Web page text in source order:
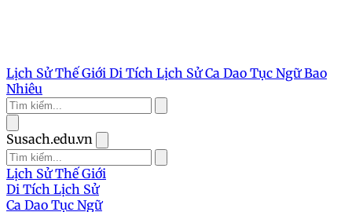
Lịch Sử Thế Giới Di Tích Lịch SửCa Dao Tục NgữBao
Nhiêu
Susach.edu.vn
Lịch Sử Thế Giới
Di Tích Lịch Sử
Ca Dao Tục Ngữ